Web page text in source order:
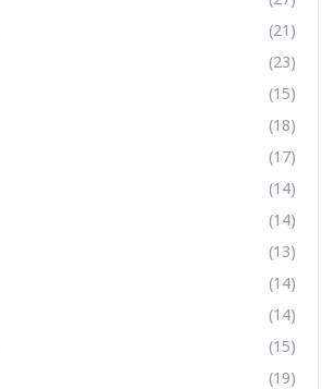
(21)
(23)
(15)
(18)
(17)
(14)
(14)
(13)
(14)
(14)
(15)
(19)